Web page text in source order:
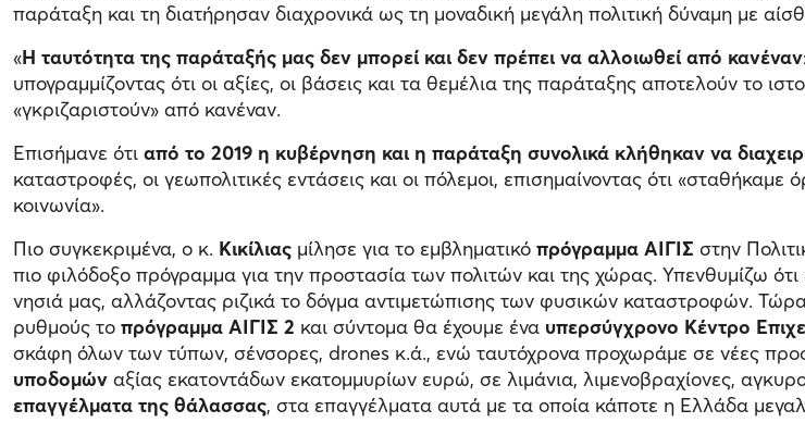
παράταξη και τη διατήρησαν διαχρονικά ως τη μοναδική μεγάλη πολιτική δύναμη με
«Η ταυτότητα της παράταξής μας δεν μπορεί και δεν πρέπει να αλλοιωθεί από κανέναν
υπογραμμίζοντας ότι οι αξίες, οι βάσεις και τα θεμέλια της παράταξης αποτελούν το
«γκριζαριστούν» από κανέναν.
Επισήμανε ότι από το 2019 η κυβέρνηση και η παράταξη συνολικά κλήθηκαν να
καταστροφές, οι γεωπολιτικές εντάσεις και οι πόλεμοι, επισημαίνοντας ότι
κοινωνία».
Πιο συγκεκριμένα, ο κ. Κικίλιας μίλησε για το εμβληματικό πρόγραμμα ΑΙΓΙΣ στην
πιο φιλόδοξο πρόγραμμα για την προστασία των πολιτών και της χώρας. Υπενθυμίζω
νησιά μας, αλλάζοντας ριζικά το δόγμα αντιμετώπισης των φυσικών καταστροφών.
ρυθμούς το πρόγραμμα ΑΙΓΙΣ 2 και σύντομα θα έχουμε ένα υπερσύγχρονο Κέντρο
σκάφη όλων των τύπων, σένσορες, drones κ.ά., ενώ ταυτόχρονα προχωράμε σε νέες
υποδομών αξίας εκατοντάδων εκατομμυρίων ευρώ, σε λιμάνια, λιμενοβραχίονες,
επαγγέλματα της θάλασσας, στα επαγγέλματα αυτά με τα οποία κάποτε η Ελλάδα